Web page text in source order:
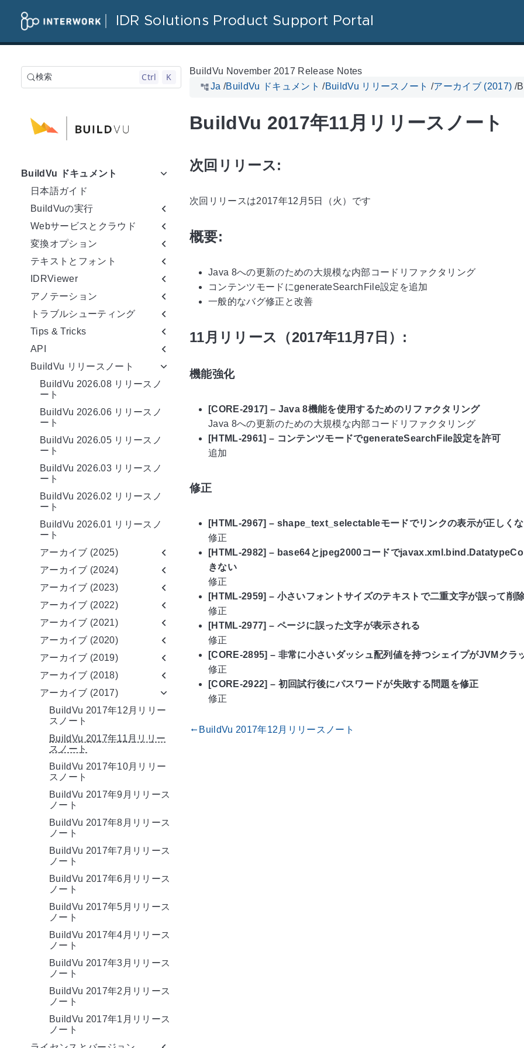
IDR Solutions Product Support Portal
検索 Ctrl K
BuildVu ドキュメント
日本語ガイド
BuildVuの実行
Webサービスとクラウド
変換オプション
テキストとフォント
IDRViewer
アノテーション
トラブルシューティング
Tips & Tricks
API
BuildVu リリースノート
BuildVu 2026.08 リリースノ
ート
BuildVu 2026.06 リリースノ
ート
BuildVu 2026.05 リリースノ
ート
BuildVu 2026.03 リリースノ
ート
BuildVu 2026.02 リリースノ
ート
BuildVu 2026.01 リリースノ
ート
アーカイブ (2025)
アーカイブ (2024)
アーカイブ (2023)
アーカイブ (2022)
アーカイブ (2021)
アーカイブ (2020)
アーカイブ (2019)
アーカイブ (2018)
アーカイブ (2017)
BuildVu 2017年12月リリー
スノート
BuildVu 2017年11月リリー
スノート
BuildVu 2017年10月リリー
スノート
BuildVu 2017年9月リリース
ノート
BuildVu 2017年8月リリース
ノート
BuildVu 2017年7月リリース
ノート
BuildVu 2017年6月リリース
ノート
BuildVu 2017年5月リリース
ノート
BuildVu 2017年4月リリース
ノート
BuildVu 2017年3月リリース
ノート
BuildVu 2017年2月リリース
ノート
BuildVu 2017年1月リリース
ノート
BuildVu November 2017 Release Notes
Ja /BuildVu ドキュメント /BuildVu リリースノート /アーカイブ (2017) /
BuildVu 2017年11月リリースノート
次回リリース:
次回リリースは2017年12月5日（火）です
概要:
Java 8への更新のための大規模な内部コードリファクタリング
コンテンツモードにgenerateSearchFile設定を追加
一般的なバグ修正と改善
11月リリース（2017年11月7日）:
機能強化
[CORE-2917] – Java 8機能を使用するためのリファクタリング
Java 8への更新のための大規模な内部コードリファクタリング
[HTML-2961] – コンテンツモードでgenerateSearchFile設定を許可
追加
修正
[HTML-2967] – shape_text_selectableモードでリンクの表示が正しく
修正
[HTML-2982] – base64とjpeg2000コードで
きない
修正
[HTML-2959] – 小さいフォントサイズのテキストで二重文字が誤って削
修正
[HTML-2977] – ページに誤った文字が表示される
修正
[CORE-2895] – 非常に小さいダッシュ配列値を持つシェイプがJVMクラ
修正
[CORE-2922] – 初回試行後にパスワードが失敗する問題を修正
修正
gdoc_arrow_left_alt BuildVu 2017年12月リリースノート